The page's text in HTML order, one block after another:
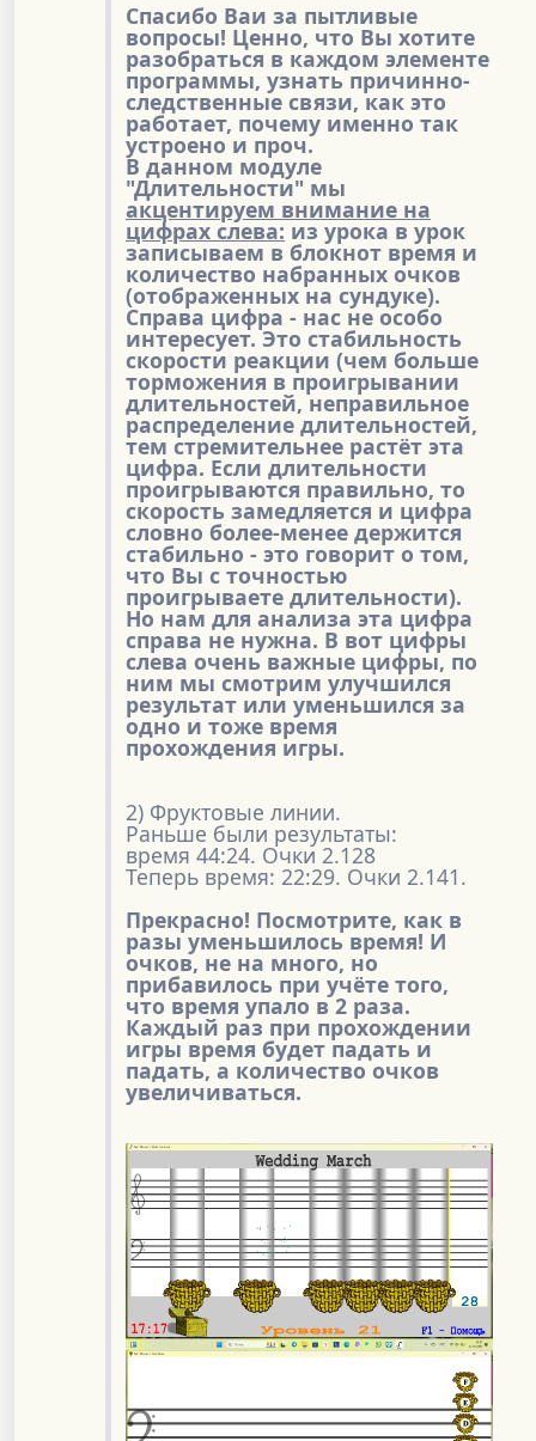
Спасибо Ваи за пытливые
вопросы! Ценно, что Вы хотите
разобраться в каждом элементе
программы, узнать причинно-
следственные связи, как это
работает, почему именно так
устроено и проч.
В данном модуле
"Длительности" мы
акцентируем внимание на
цифрах слева: из урока в урок
записываем в блокнот время и
количество набранных очков
(отображенных на сундуке).
Справа цифра - нас не особо
интересует. Это стабильность
скорости реакции (чем больше
торможения в проигрывании
длительностей, неправильное
распределение длительностей,
тем стремительнее растёт эта
цифра. Если длительности
проигрываются правильно, то
скорость замедляется и цифра
словно более-менее держится
стабильно - это говорит о том,
что Вы с точностью
проигрываете длительности).
Но нам для анализа эта цифра
справа не нужна. В вот цифры
слева очень важные цифры, по
ним мы смотрим улучшился
результат или уменьшился за
одно и тоже время
прохождения игры.
2) Фруктовые линии.
Раньше были результаты:
время 44:24. Очки 2.128
Теперь время: 22:29. Очки 2.141.
Прекрасно! Посмотрите, как в
разы уменьшилось время! И
очков, не на много, но
прибавилось при учёте того,
что время упало в 2 раза.
Каждый раз при прохождении
игры время будет падать и
падать, а количество очков
увеличиваться.